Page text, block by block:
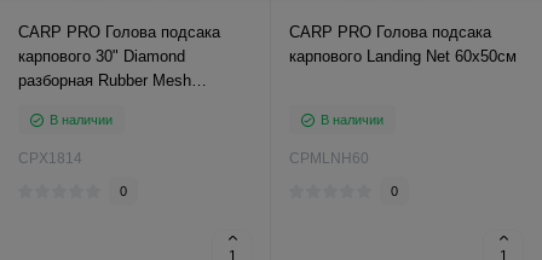
CARP PRO Голова подсакa
карпового 30" Diamond
разборная Rubber Mesh
В наличии
CPX1814
0
CARP PRO Голова подсакa
карпового Landing Net 60х50см
В наличии
CPMLNH60
0